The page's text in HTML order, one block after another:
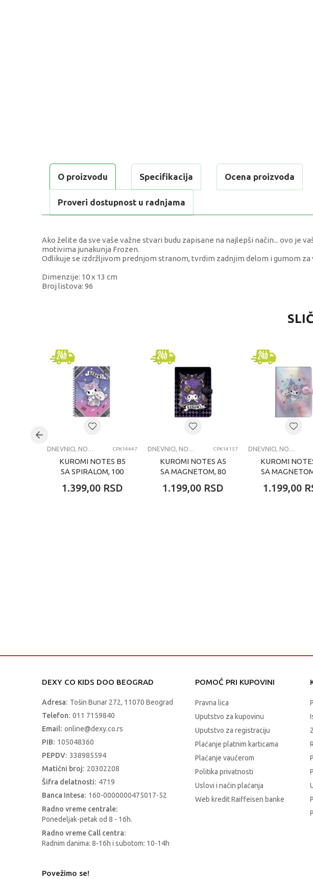
O proizvodu Specifikacija Ocena proizvoda
Proveri dostupnost u radnjama
Ako želite da sve vaše važne stvari budu zapisane na najlepši način... ovo je
motivima junakunja Frozen.
Odlikuje se izdržljivom prednjom stranom, tvrdim zadnjim delom i gumom za
Dimenzije: 10 x 13 cm
Broj listova: 96
Dnevnici, Notesi, Agende,
Brend
Uzrast
Kategorija DNEVNICI, NOTESI, AGENDE
DNEVNICI, NOTESI, AGENDE, BLOKČIĆI CPK14447
KUROMI NOTES B5
SA SPIRALOM, 100
1.399,00 RSD
DNEVNICI, NOTESI, AGENDE, BLOKČIĆI CPK14157
KUROMI NOTES A5
SA MAGNETOM, 80
1.199,00 RSD
DNEVNICI, NOTESI, AGENDE, BLOKČIĆI
KUROMI
SA
1.199,00
DEXY CO KIDS DOO BEOGRAD
Adresa: Tošin Bunar 272, 11070 Beograd
Telefon: 011 7159840
Email: online@dexy.co.rs
PIB: 105048360
PEPDV: 338985594
Matični broj: 20302208
Šifra delatnosti: 4719
Banca Intesa: 160-0000000475017-52
Radno vreme centrale:
Ponedeljak-petak od 8 - 16h.
Radno vreme Call centra:
Radnim danima: 8-16h i subotom: 10-14h
POMOĆ PRI KUPOVINI
Pravna lica
Uputstvo za kupovinu
Uputstvo za registraciju
Plaćanje platnim karticama
Plaćanje vaučerom
Politika privatnosti
Uslovi i način plaćanja
Web kredit Raiffeisen banke
Povežimo se!